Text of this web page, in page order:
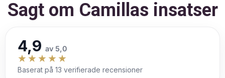
kontinuerligt stöd För dig som vill förstå orsakerna
under återbesöket uppdaterar vi ditt program baserat
Uppdaterad 45-dagars matlista med nya
energiboostande förslag - Ett personligt frekvensmedel
som följer med i 25 dagar – för kontinuerlig stöd.
Sagt om Camillas insatser
4,9 av 5,0
★★★★★
Baserat på 13 verifierade recensioner